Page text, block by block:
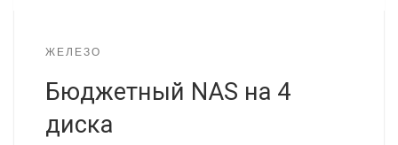
ЖЕЛЕЗО
Бюджетный NAS на 4
диска